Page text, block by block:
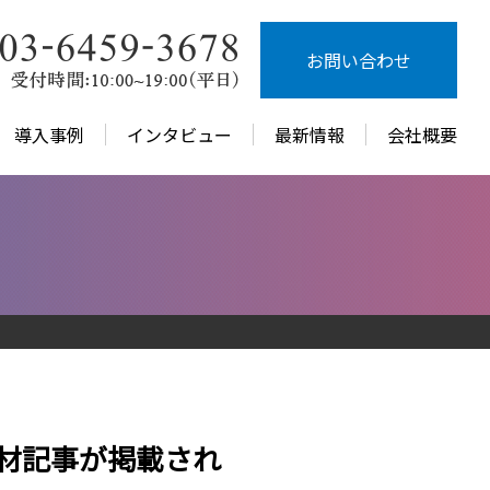
お問い合わせ
導入事例 インタビュー 最新情報 会社概要
記事が掲載され